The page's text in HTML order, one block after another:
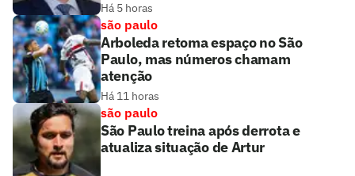
Há 5 horas
são paulo
Arboleda retoma espaço no São
Paulo, mas números chamam
atenção
Há 11 horas
são paulo
São Paulo treina após derrota e
atualiza situação de Artur